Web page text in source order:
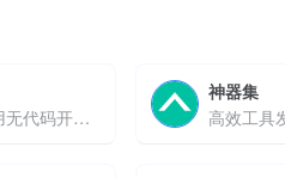
通用型AI应用无代码开发平台
神器集
高效工具